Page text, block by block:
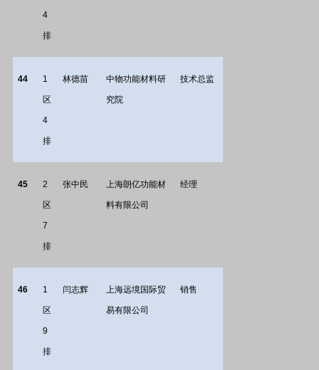
4
排
44 1
区
4
排
林德苗 中物功能材料研
究院
技术总监
45 2
区
7
排
张中民 上海朗亿功能材
料有限公司
经理
46 1
区
9
排
闫志辉 上海远境国际贸
易有限公司
销售